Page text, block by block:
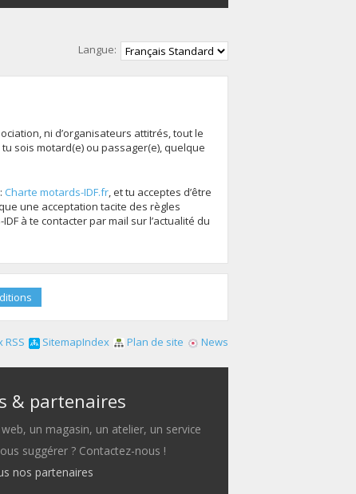
Langue:
ni d’organisateurs attitrés, tout le
sois motard(e) ou passager(e), quelque
Charte motards-IDF.fr, et tu acceptes d’être
une acceptation tacite des règles
à te contacter par mail sur l’actualité du
News
Plan de site
SitemapIndex
RSS
& partenaires
un magasin, un atelier, un service
suggérer ? Contactez-nous !
nos partenaires